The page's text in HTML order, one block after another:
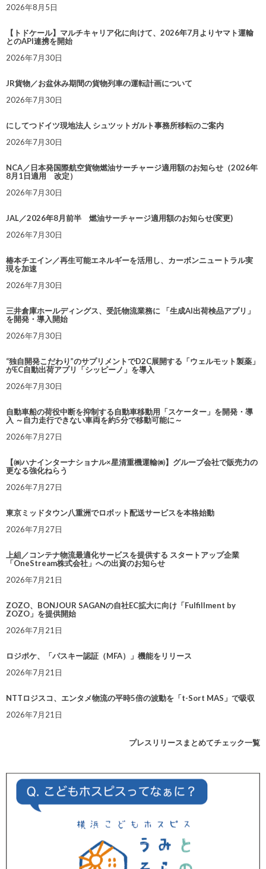
2026年8月5日
【トドケール】マルチキャリア化に向けて、2026年7月よりヤマト運輸
とのAPI連携を開始
2026年7月30日
JR貨物／お盆休み期間の貨物列車の運転計画について
2026年7月30日
にしてつドイツ現地法人 シュツットガルト事務所移転のご案内
2026年7月30日
NCA／日本発国際航空貨物燃油サーチャージ適用額のお知らせ（2026年
8月1日適用 改定）
2026年7月30日
JAL／2026年8月前半 燃油サーチャージ適用額のお知らせ(変更)
2026年7月30日
椿本チエイン／再生可能エネルギーを活用し、カーボンニュートラル実
現を加速
2026年7月30日
三井倉庫ホールディングス、受託物流業務に 「生成AI出荷検品アプリ」
を開発・導入開始
2026年7月30日
“独自開発こだわり”のサプリメントでD2C展開する「ウェルモット製薬」
がEC自動出荷アプリ「シッピーノ」を導入
2026年7月30日
自動車船の荷役中断を抑制する自動車移動用「スケーター」を開発・導
入 ～自力走行できない車両を約5分で移動可能に～
2026年7月27日
【㈱ハナインターナショナル×星清重機運輸㈱】グループ会社で販売力の
更なる強化ねらう
2026年7月27日
東京ミッドタウン八重洲でロボット配送サービスを本格始動
2026年7月27日
上組／コンテナ物流最適化サービスを提供する スタートアップ企業
「OneStream株式会社」への出資のお知らせ
2026年7月21日
ZOZO、BONJOUR SAGANの自社EC拡大に向け「Fulfillment by
ZOZO」を提供開始
2026年7月21日
ロジポケ、「パスキー認証（MFA）」機能をリリース
2026年7月21日
NTTロジスコ、エンタメ物流の平時5倍の波動を「t-Sort MAS」で吸収
2026年7月21日
プレスリリースまとめてチェック一覧